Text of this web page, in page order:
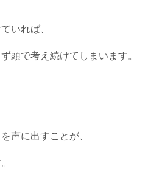
いれば、
頭で考え続けてしまいます。
声に出すことが、